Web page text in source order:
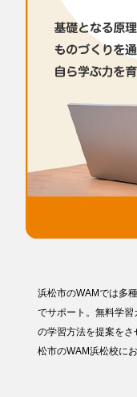
浜松市のWAMでは多
でサポート。無料学習
の学習方法を提案を
松市のWAM浜松校に